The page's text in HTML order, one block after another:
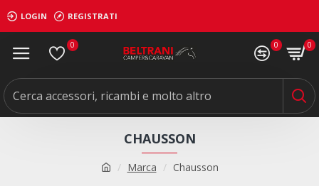
LOGIN REGISTRATI
0 0 0
Marca Chausson
CHAUSSON